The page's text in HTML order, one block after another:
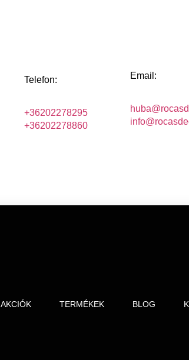
Telefon:
+36202278295
+36202278860
Email:
AKCIÓK TERMÉKEK BLOG